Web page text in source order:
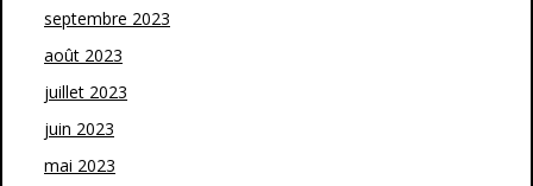
septembre 2023
août 2023
juillet 2023
juin 2023
mai 2023